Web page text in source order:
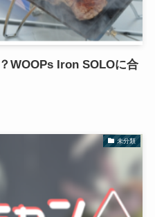
WOOPs Iron SOLOに合
未分類